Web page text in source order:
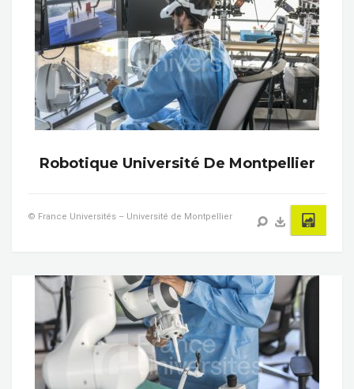
Robotique Université De Montpellier
© France Universités – Université de Montpellier